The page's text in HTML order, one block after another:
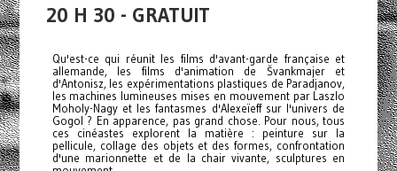
20 H 30 - GRATUIT
Qu'est-ce qui réunit les films d'avant-garde française et
allemande, les films d'animation de Švankmajer et
d'Antonisz, les expérimentations plastiques de Paradjanov,
les machines lumineuses mises en mouvement par Laszlo
Moholy-Nagy et les fantasmes d'Alexeïeff sur l'univers de
Gogol ? En apparence, pas grand chose. Pour nous, tous
ces cinéastes explorent la matière : peinture sur la
pellicule, collage des objets et des formes, confrontation
d'une marionnette et de la chair vivante, sculptures en